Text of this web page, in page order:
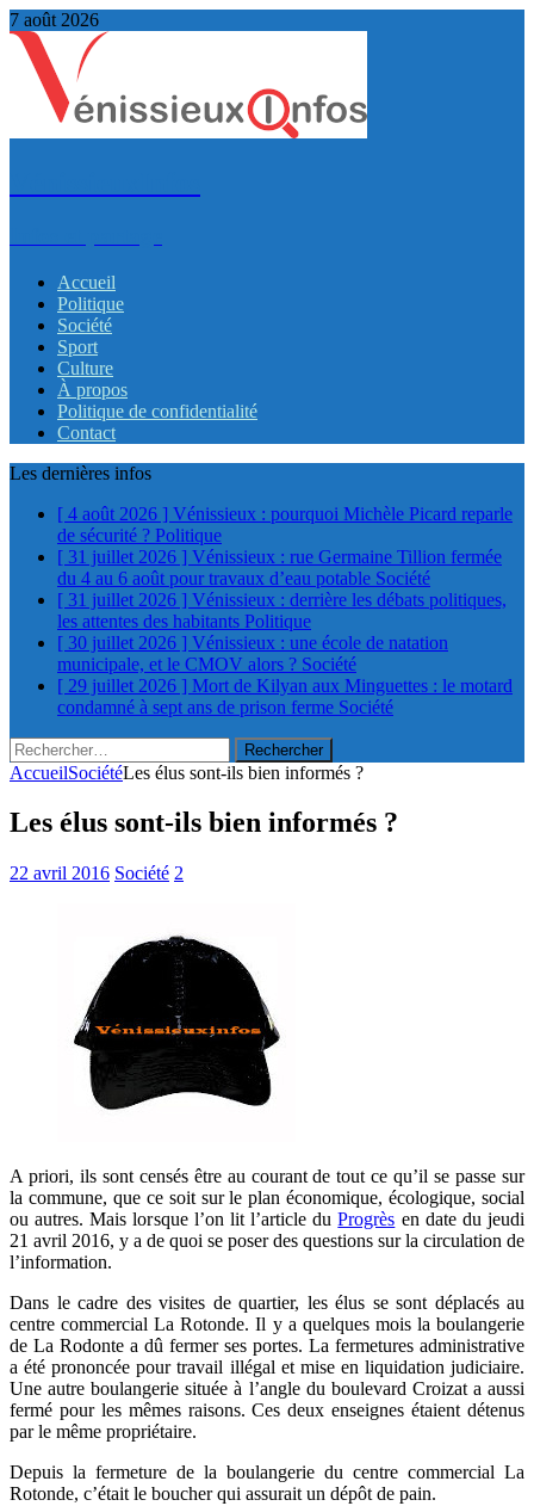
7 août 2026
Accueil
Politique
Société
Sport
Culture
À propos
Politique de confidentialité
Contact
Les dernières infos
[ 4 août 2026 ] Vénissieux : pourquoi Michèle Picard reparle
de sécurité ? Politique
[ 31 juillet 2026 ] Vénissieux : rue Germaine Tillion fermée
du 4 au 6 août pour travaux d’eau potable Société
[ 31 juillet 2026 ] Vénissieux : derrière les débats politiques,
les attentes des habitants Politique
[ 30 juillet 2026 ] Vénissieux : une école de natation
municipale, et le CMOV alors ? Société
[ 29 juillet 2026 ] Mort de Kilyan aux Minguettes : le motard
condamné à sept ans de prison ferme Société
Rechercher :
AccueilSociétéLes élus sont-ils bien informés ?
Les élus sont-ils bien informés ?
22 avril 2016 Société 2
A priori, ils sont censés être au courant de tout ce qu’il se passe sur
la commune, que ce soit sur le plan économique, écologique, social
ou autres. Mais lorsque l’on lit l’article duProgrès en date du jeudi
21 avril 2016, y a de quoi se poser des questions sur la circulation de
l’information.
Dans le cadre des visites de quartier, les élus se sont déplacés au
centre commercial La Rotonde. Il y a quelques mois la boulangerie
de La Rodonte a dû fermer ses portes. La fermetures administrative
a été prononcée pour travail illégal et mise en liquidation judiciaire.
Une autre boulangerie située à l’angle du boulevard Croizat a aussi
fermé pour les mêmes raisons. Ces deux enseignes étaient détenus
par le même propriétaire.
Depuis la fermeture de la boulangerie du centre commercial La
Rotonde, c’était le boucher qui assurait un dépôt de pain.